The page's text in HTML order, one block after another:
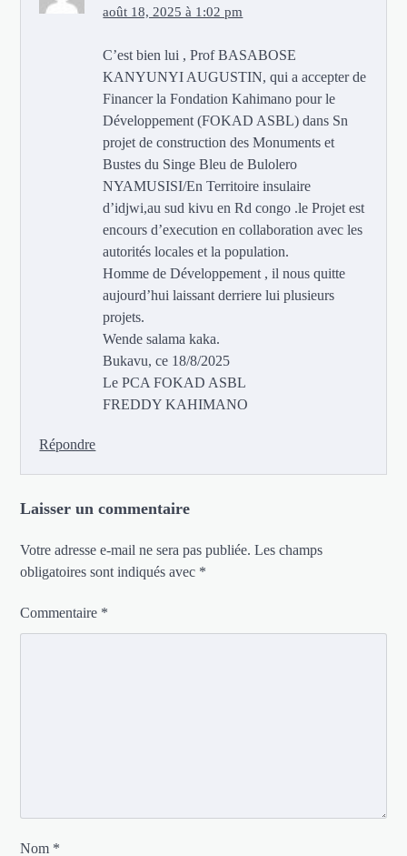
août 18, 2025 à 1:02 pm
C’est bien lui , Prof BASABOSE
KANYUNYI AUGUSTIN, qui a accepter de
Financer la Fondation Kahimano pour le
Développement (FOKAD ASBL) dans Sn
projet de construction des Monuments et
Bustes du Singe Bleu de Bulolero
NYAMUSISI/En Territoire insulaire
d’idjwi,au sud kivu en Rd congo .le Projet est
encours d’execution en collaboration avec les
autorités locales et la population.
Homme de Développement , il nous quitte
aujourd’hui laissant derriere lui plusieurs
projets.
Wende salama kaka.
Bukavu, ce 18/8/2025
Le PCA FOKAD ASBL
FREDDY KAHIMANO
Répondre
Laisser un commentaire
Votre adresse e-mail ne sera pas publiée. Les champs
obligatoires sont indiqués avec *
Commentaire *
Nom *